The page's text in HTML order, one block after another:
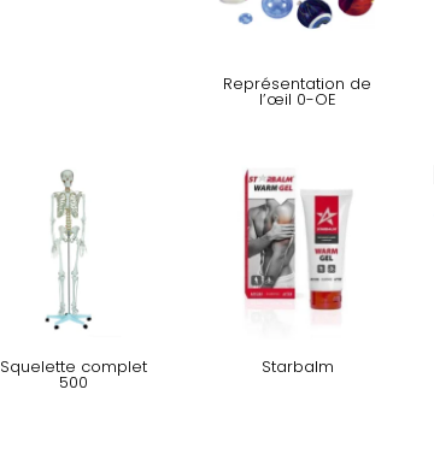
Représentation de
l’œil 0-OE
Squelette complet
500
Starbalm